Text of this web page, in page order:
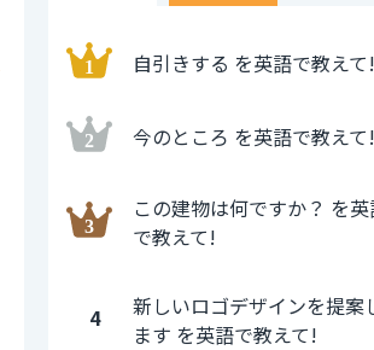
自引きする を英語で教えて!
今のところ を英語で教えて!
この建物は何ですか？ を
で教えて!
4
新しいロゴデザインを提案
ます を英語で教えて!